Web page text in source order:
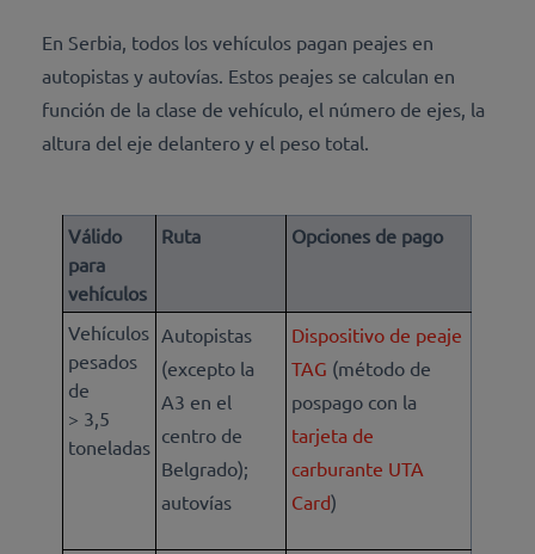
En Serbia, todos los vehículos pagan peajes en
autopistas y autovías. Estos peajes se calculan en
función de la clase de vehículo, el número de ejes, la
altura del eje delantero y el peso total.
Válido
para
vehículos
Ruta Opciones de pago
Vehículos
pesados
de
> 3,5
toneladas
Autopistas
(excepto la
A3 en el
centro de
Belgrado);
autovías
Dispositivo de peaje
TAG (método de
pospago con la
tarjeta de
carburante UTA
Card)